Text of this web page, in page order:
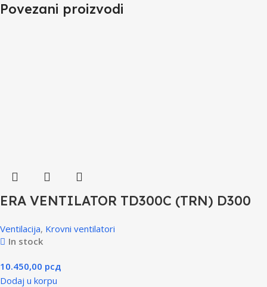
Povezani proizvodi
ERA VENTILATOR TD300C (TRN) D300
Ventilacija, Krovni ventilatori
In stock
10.450,00 рсд
Dodaj u korpu